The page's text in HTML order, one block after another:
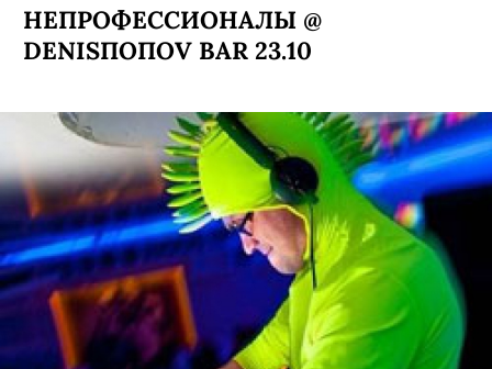
НЕПРОФЕССИОНАЛЫ @
DENISПОПОV BAR 23.10